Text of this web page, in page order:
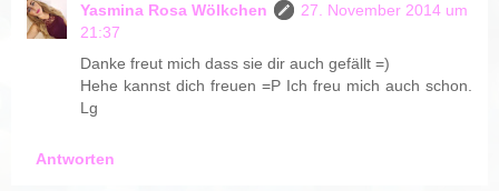
Yasmina Rosa Wölkchen
27. November 2014 um
21:37
Danke freut mich dass sie dir auch gefällt =)
Hehe kannst dich freuen =P Ich freu mich auch schon.
Lg
Antworten